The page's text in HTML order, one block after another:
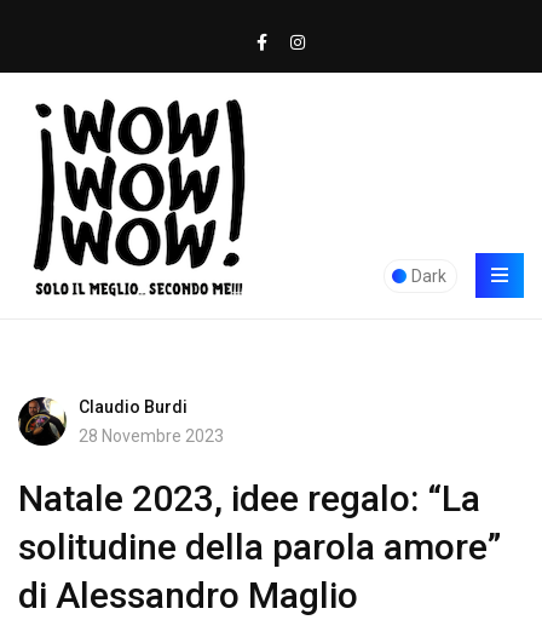
Dark
Claudio Burdi
28 Novembre 2023
Natale 2023, idee regalo: “La
solitudine della parola amore”
di Alessandro Maglio